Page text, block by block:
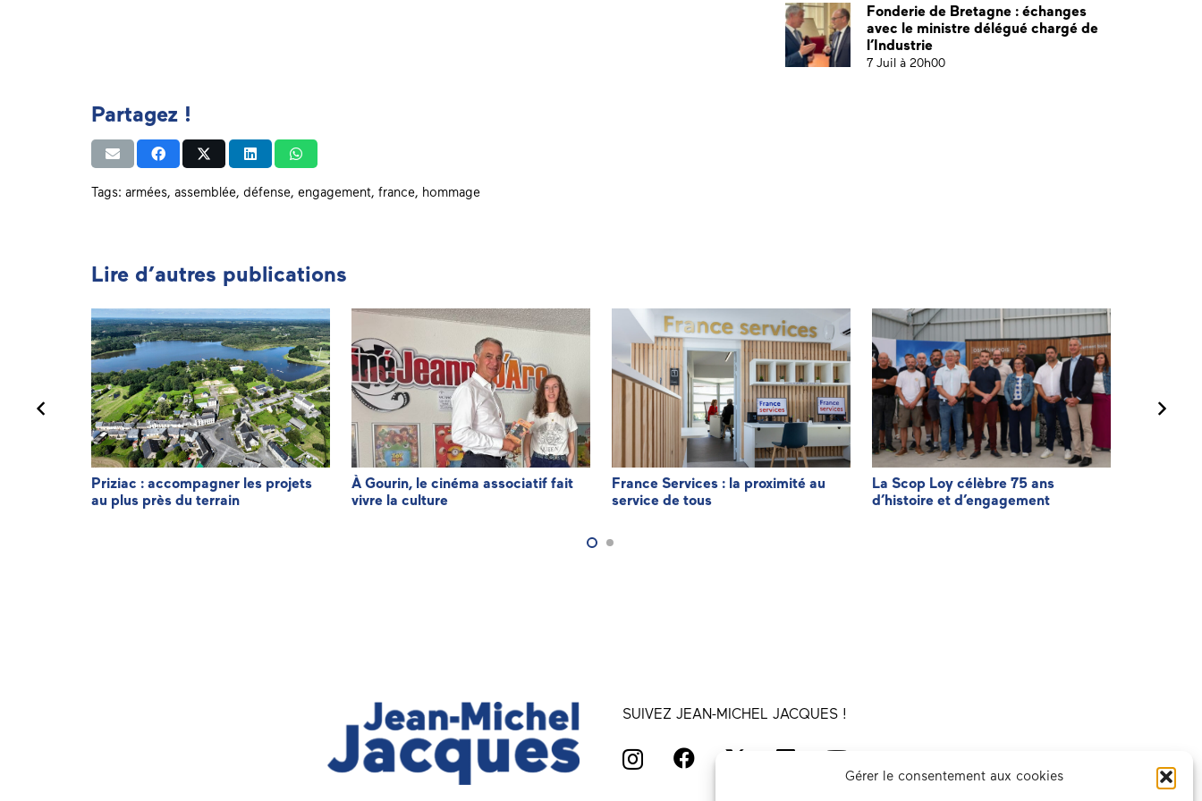
Gérer le consentement aux cookies
Fonderie de Bretagne : échanges
avec le ministre délégué chargé de
l’Industrie
7 Juil à 20h00
Partagez !
Tags: armées, assemblée, défense, engagement, france, hommage
Lire d’autres publications
Priziac : accompagner les projets
au plus près du terrain
À Gourin, le cinéma associatif fait
vivre la culture
France Services : la proximité au
service de tous
La Scop Loy célèbre 75 ans
d’histoire et d’engagement
SUIVEZ JEAN-MICHEL JACQUES !